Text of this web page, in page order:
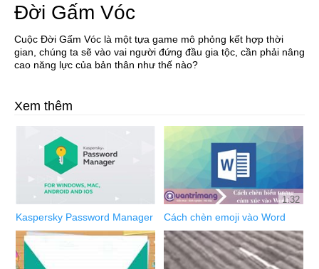
Đời Gấm Vóc
Cuộc Đời Gấm Vóc là một tựa game mô phỏng kết hợp thời
gian, chúng ta sẽ vào vai người đứng đầu gia tộc, cần phải nâng
cao năng lực của bản thân như thế nào?
Xem thêm
Kaspersky Password Manager
1:32
Cách chèn emoji vào Word